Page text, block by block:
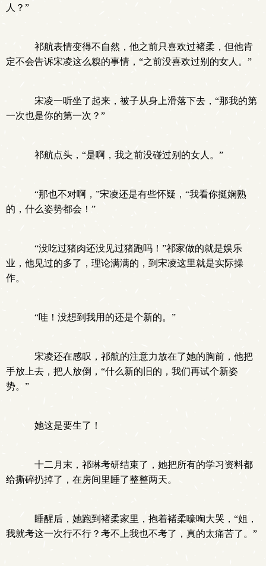
人？”
祁航表情变得不自然，他之前只喜欢过褚柔，但他肯
定不会告诉宋凌这么糗的事情，“之前没喜欢过别的女人。”
宋凌一听坐了起来，被子从身上滑落下去，“那我的第
一次也是你的第一次？”
祁航点头，“是啊，我之前没碰过别的女人。”
“那也不对啊，”宋凌还是有些怀疑，“我看你挺娴熟
的，什么姿势都会！”
“没吃过猪肉还没见过猪跑吗！”祁家做的就是娱乐
业，他见过的多了，理论满满的，到宋凌这里就是实际操
作。
“哇！没想到我用的还是个新的。”
宋凌还在感叹，祁航的注意力放在了她的胸前，他把
手放上去，把人放倒，“什么新的旧的，我们再试个新姿
势。”
她这是要生了！
十二月末，祁琳考研结束了，她把所有的学习资料都
给撕碎扔掉了，在房间里睡了整整两天。
睡醒后，她跑到褚柔家里，抱着褚柔嚎啕大哭，“姐，
我就考这一次行不行？考不上我也不考了，真的太痛苦了。”